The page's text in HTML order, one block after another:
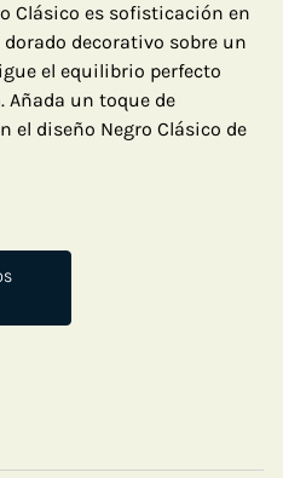
Clásico es sofisticación en
decorativo sobre un
el equilibrio perfecto
un toque de
el diseño Negro Clásico de